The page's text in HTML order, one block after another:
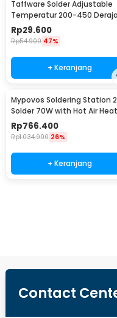
Taffware Solder Adjustable
Temperatur 200-450
Celcius 220V 60W - CS-31 B
Rp29.600
Rp54.900 47%
+ Keranjang
Mypovos Soldering Station
Solder 70W with Hot Air Heat
Gun 750W - 8582D
Rp766.400
Rp1.034.900 26%
+ Keranjang
Contact